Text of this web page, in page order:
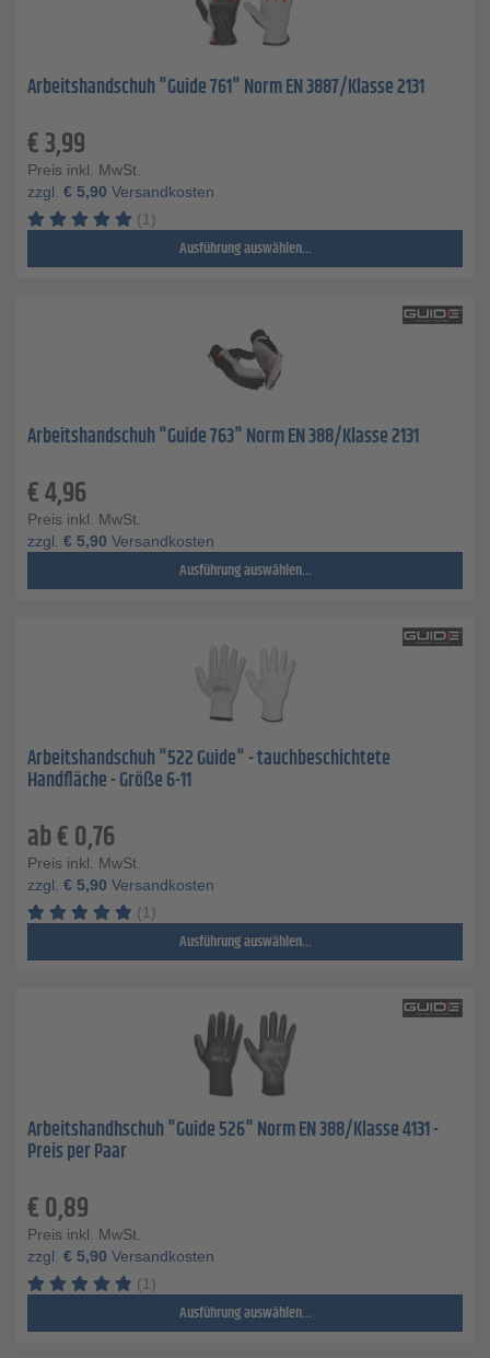
Arbeitshandschuh "Guide 761" Norm EN 3887/Klasse 2131
€3,99
Preis inkl. MwSt.
zzgl. € 5,90 Versandkosten
(1)
Ausführung auswählen...
Arbeitshandschuh "Guide 763" Norm EN 388/Klasse 2131
€4,96
Preis inkl. MwSt.
zzgl. € 5,90 Versandkosten
Ausführung auswählen...
Arbeitshandschuh "522 Guide" - tauchbeschichtete
Handfläche - Größe 6-11
ab€0,76
Preis inkl. MwSt.
zzgl. € 5,90 Versandkosten
(1)
Ausführung auswählen...
Arbeitshandhschuh "Guide 526" Norm EN 388/Klasse 4131 -
Preis per Paar
€0,89
Preis inkl. MwSt.
zzgl. € 5,90 Versandkosten
(1)
Ausführung auswählen...